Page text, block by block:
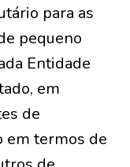
para as
pequeno
Entidade
em
de
em termos de